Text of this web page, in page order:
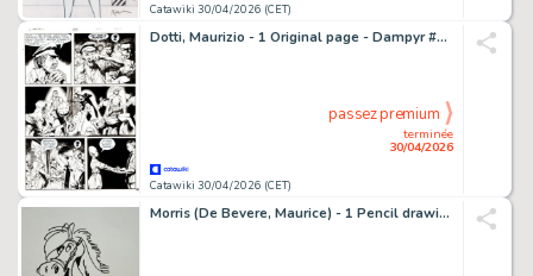
Catawiki 30/04/2026 (CET)
Dotti, Maurizio - 1 Original page - Dampyr #93 - "L'isola dei bucanieri" - 2007
Catawiki 30/04/2026 (CET)
terminée
30/04/2026
passez premium
Morris (De Bevere, Maurice) - 1 Pencil drawing - Lucky Luke - 1990